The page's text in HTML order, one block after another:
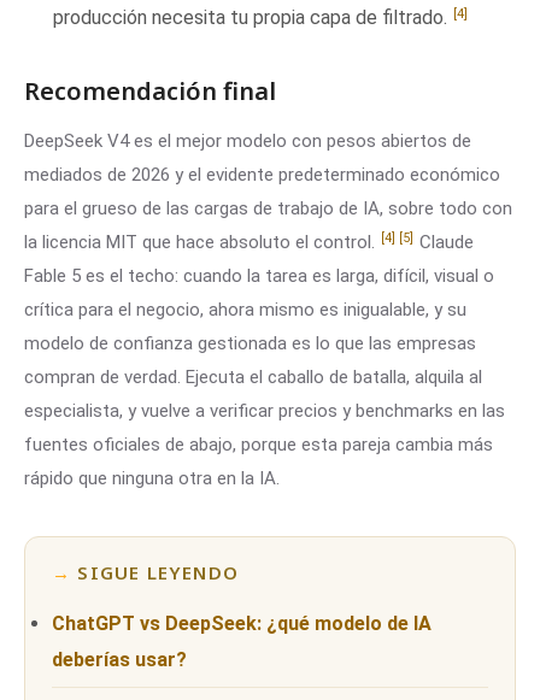
producción necesita tu propia capa de filtrado. [4]
Recomendación final
DeepSeek V4 es el mejor modelo con pesos abiertos de
mediados de 2026 y el evidente predeterminado económico
para el grueso de las cargas de trabajo de IA, sobre todo con
la licencia MIT que hace absoluto el control.
[4] [5]
Claude
Fable 5 es el techo: cuando la tarea es larga, difícil, visual o
crítica para el negocio, ahora mismo es inigualable, y su
modelo de confianza gestionada es lo que las empresas
compran de verdad. Ejecuta el caballo de batalla, alquila al
especialista, y vuelve a verificar precios y benchmarks en las
fuentes oficiales de abajo, porque esta pareja cambia más
rápido que ninguna otra en la IA.
SIGUE LEYENDO
ChatGPT vs DeepSeek: ¿qué modelo de IA
deberías usar?